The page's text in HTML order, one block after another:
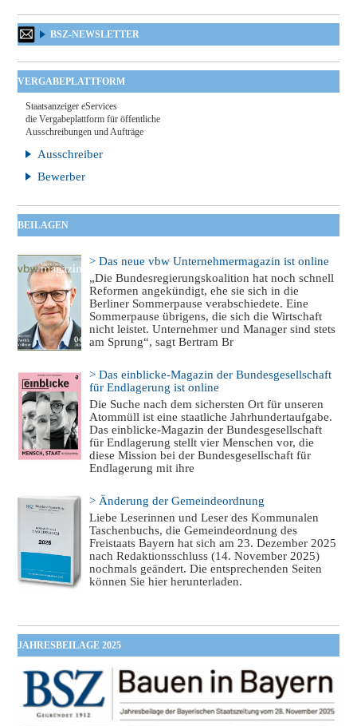
BSZ-NEWSLETTER
VERGABEPLATTFORM
Staatsanzeiger eServices
die Vergabeplattform für öffentliche
Ausschreibungen und Aufträge
Ausschreiber
Bewerber
BEILAGEN
> Das neue vbw Unternehmermagazin ist online
„Die Bundesregierungskoalition hat noch schnell
Reformen angekündigt, ehe sie sich in die
Berliner Sommerpause verabschiedete. Eine
Sommerpause übrigens, die sich die Wirtschaft
nicht leistet. Unternehmer und Manager sind stets
am Sprung“, sagt Bertram Br
> Das einblicke-Magazin der Bundesgesellschaft
für Endlagerung ist online
Die Suche nach dem sichersten Ort für unseren
Atommüll ist eine staatliche Jahrhundertaufgabe.
Das einblicke-Magazin der Bundesgesellschaft
für Endlagerung stellt vier Menschen vor, die
diese Mission bei der Bundesgesellschaft für
Endlagerung mit ihre
> Änderung der Gemeindeordnung
Liebe Leserinnen und Leser des Kommunalen
Taschenbuchs, die Gemeindeordnung des
Freistaats Bayern hat sich am 23. Dezember 2025
nach Redaktionsschluss (14. November 2025)
nochmals geändert. Die entsprechenden Seiten
können Sie hier herunterladen.
JAHRESBEILAGE 2025